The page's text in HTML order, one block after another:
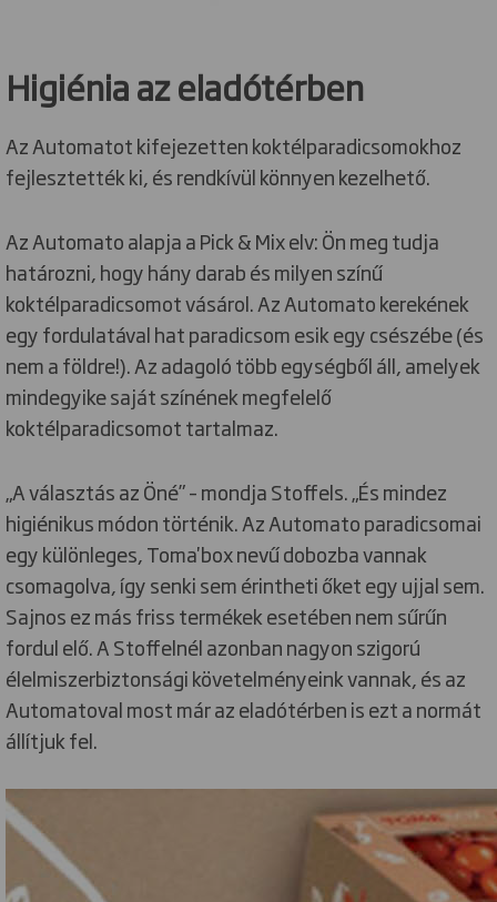
Higiénia az eladótérben
Az Automatot kifejezetten koktélparadicsomokhoz
fejlesztették ki, és rendkívül könnyen kezelhető.
Az Automato alapja a Pick & Mix elv: Ön meg tudja
határozni, hogy hány darab és milyen színű
koktélparadicsomot vásárol. Az Automato kerekének
egy fordulatával hat paradicsom esik egy csészébe (és
nem a földre!). Az adagoló több egységből áll, amelyek
mindegyike saját színének megfelelő
koktélparadicsomot tartalmaz.
„A választás az Öné” – mondja Stoffels. „És mindez
higiénikus módon történik. Az Automato paradicsomai
egy különleges, Toma'box nevű dobozba vannak
csomagolva, így senki sem érintheti őket egy ujjal sem.
Sajnos ez más friss termékek esetében nem sűrűn
fordul elő. A Stoffelnél azonban nagyon szigorú
élelmiszerbiztonsági követelményeink vannak, és az
Automatoval most már az eladótérben is ezt a normát
állítjuk fel.